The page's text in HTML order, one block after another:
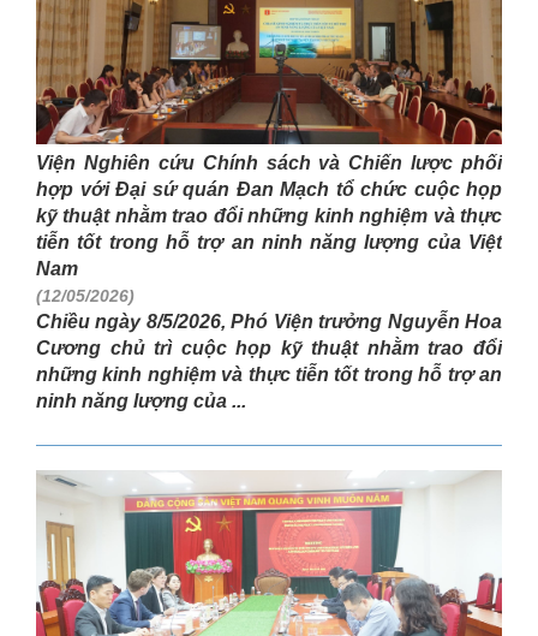
Viện Nghiên cứu Chính sách và Chiến lược phối
hợp với Đại sứ quán Đan Mạch tổ chức cuộc họp
kỹ thuật nhằm trao đổi những kinh nghiệm và thực
tiễn tốt trong hỗ trợ an ninh năng lượng của Việt
Nam
(12/05/2026)
Chiều ngày 8/5/2026, Phó Viện trưởng Nguyễn Hoa
Cương chủ trì cuộc họp kỹ thuật nhằm trao đổi
những kinh nghiệm và thực tiễn tốt trong hỗ trợ an
ninh năng lượng của ...